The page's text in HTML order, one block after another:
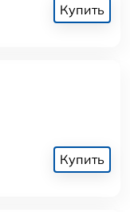
Купить
Купить